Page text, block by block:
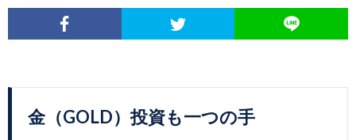
金（GOLD）投資も一つの手